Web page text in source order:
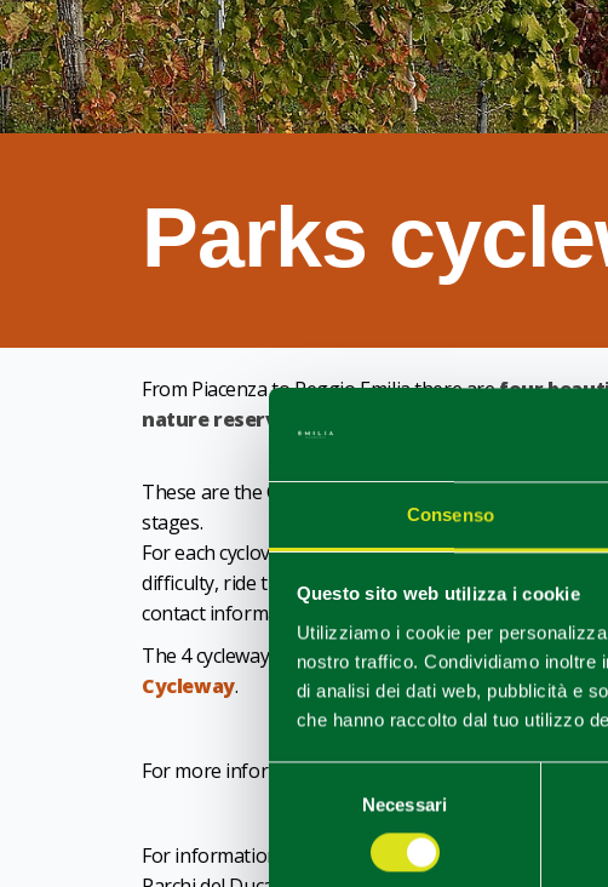
Consenso
Questo sito web utilizza i cookie
Utilizziamo i cookie per
nostro traffico. Condividiamo
di analisi dei dati web, pubblicità e
che hanno raccolto dal tuo utilizzo
Selezione
Necessari
Parks
From Piacenza to Reggio Emilia there arefour
nature reserves of Emilia.
These are the Ciclovie dei Parchi, also designed
stages.
For each cyclovia there are online fact sheets with
difficulty, ride times, main destinations of cultural and
contact information along the way, maps with GPS
The 4 cycleways are:Trebbia Cycleway,Boschi di
Cycleway.
For more information see theEmilia Romagna
For information: